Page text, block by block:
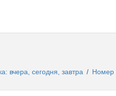
вчера, сегодня, завтра / Номер